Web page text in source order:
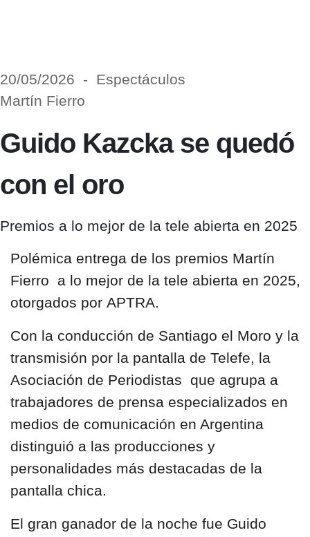
20/05/2026 - Espectáculos
Martín Fierro
Guido Kazcka se quedó
con el oro
Premios a lo mejor de la tele abierta en 2025
Polémica entrega de los premios Martín
Fierro a lo mejor de la tele abierta en 2025,
otorgados por APTRA.
Con la conducción de Santiago el Moro y la
transmisión por la pantalla de Telefe, la
Asociación de Periodistas que agrupa a
trabajadores de prensa especializados en
medios de comunicación en Argentina
distinguió a las producciones y
personalidades más destacadas de la
pantalla chica.
El gran ganador de la noche fue Guido